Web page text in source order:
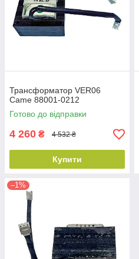
Трансформатор VER06
Came 88001-0212
Готово до відправки
4 260 ₴ 4 532 ₴
Купити
–1%